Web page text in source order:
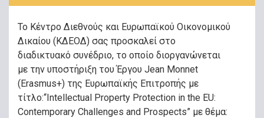
Το Κέντρο Διεθνούς και Ευρωπαϊκού Οικονομικού
Δικαίου (ΚΔΕΟΔ) σας προσκαλεί στο
διαδικτυακό συνέδριο, το οποίο διοργανώνεται
με την υποστήριξη του Έργου Jean Monnet
(Εrasmus+) της Ευρωπαϊκής Επιτροπής με
τίτλο:“Intellectual Property Protection in the EU:
Contemporary Challenges and Prospects” με θέμα: